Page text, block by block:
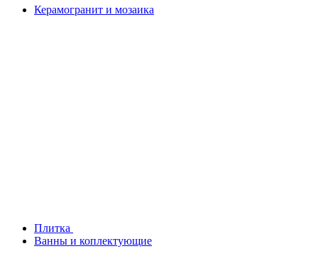
Керамогранит и мозаика
Плитка
Ванны и коплектующие